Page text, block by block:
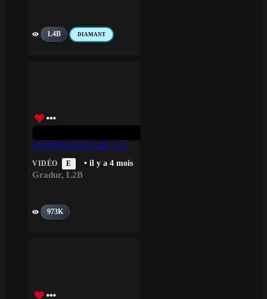
1.4B DIAMANT
VIDÉO E • il y a 4 mois
Gradur, L2B
973K